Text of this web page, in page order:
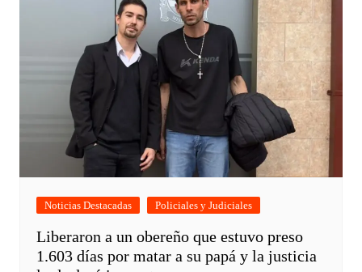
Noticias Destacadas Policiales y Judiciales
Liberaron a un obereño que estuvo preso
1.603 días por matar a su papá y la justicia